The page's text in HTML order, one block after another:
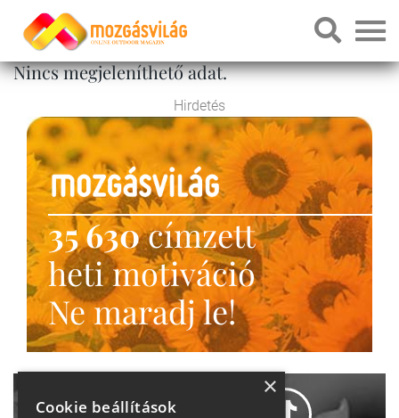
Nincs megjeleníthető adat.
Hirdetés
35 630címzett
heti motiváció
Ne maradj le!
×
Cookie beállítások